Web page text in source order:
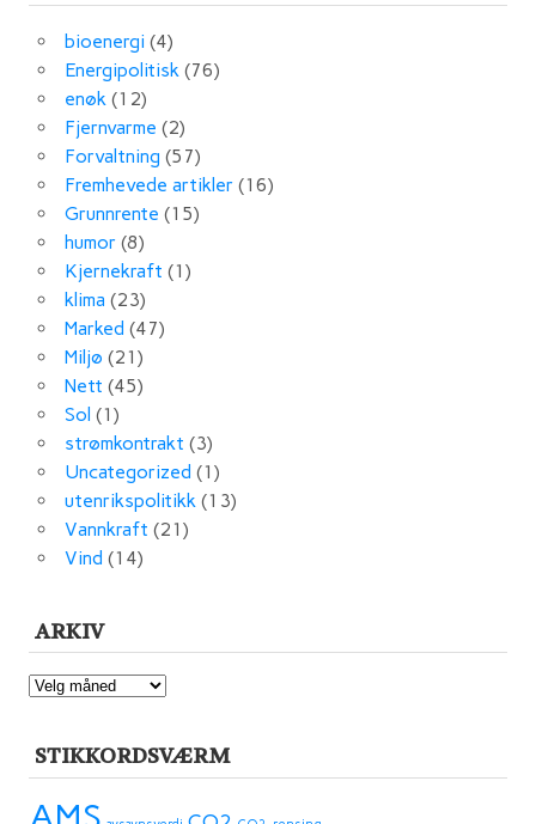
bioenergi (4)
Energipolitisk (76)
enøk (12)
Fjernvarme (2)
Forvaltning (57)
Fremhevede artikler (16)
Grunnrente (15)
humor (8)
Kjernekraft (1)
klima (23)
Marked (47)
Miljø (21)
Nett (45)
Sol (1)
strømkontrakt (3)
Uncategorized (1)
utenrikspolitikk (13)
Vannkraft (21)
Vind (14)
ARKIV
ARKIV
STIKKORDSVÆRM